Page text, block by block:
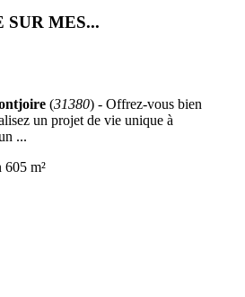
SUR MES...
(31380) - Offrez-vous bien
un projet de vie unique à
...
605 m²